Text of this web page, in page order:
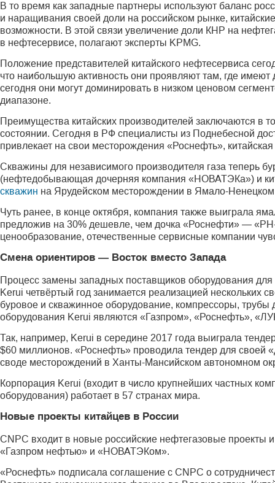
В то время как западные партнеры используют баланс
и наращивания своей доли на российском рынке,
возможности. В этой связи увеличение доли КНР на
в нефтесервисе, полагают эксперты KPMG.
Положение представителей китайского нефтесервиса
что наибольшую активность они проявляют там, где
сегодня они могут доминировать в низком ценовом
диапазоне.
Преимущества китайских производителей заключаются в
состоянии. Сегодня в РФ специалисты из Поднебесной
привлекает на свои месторождения «Роснефть»,
Скважины для независимого производителя газа теперь
(нефтедобывающая дочерняя компания «НОВАТЭКа») и
скважин на Ярудейском месторождении в Ямало-
Чуть ранее, в конце октября, компания также выиграла
предложив на 30% дешевле, чем дочка «Роснефти» —
ценообразование, отечественные сервисные компании
Смена ориентиров — Восток вместо Запада
Процесс замены западных поставщиков оборудования
Kerui четвёртый год занимается реализацией нескольких
буровое и скважинное оборудование, компрессоры,
оборудования Kerui являются «Газпром», «Роснефть»,
Так, например, Kerui в середине 2017 года выиграла
$60 миллионов. «Роснефть» проводила тендер для
своде месторождений в Ханты-Мансийском автономном
Корпорация Kerui (входит в число крупнейших частных
оборудования) работает в 57 странах мира.
Новые проекты китайцев в России
CNPC входит в новые российские нефтегазовые проекты
«Газпром нефтью» и «НОВАТЭКом».
«Роснефть» подписала соглашение с CNPC о